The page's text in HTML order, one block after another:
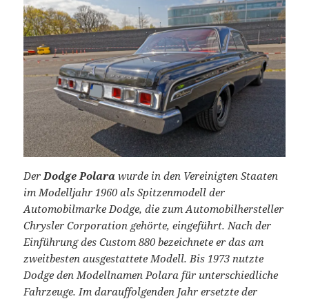
Der Dodge Polara wurde in den Vereinigten Staaten
im Modelljahr 1960 als Spitzenmodell der
Automobilmarke Dodge, die zum Automobilhersteller
Chrysler Corporation gehörte, eingeführt. Nach der
Einführung des Custom 880 bezeichnete er das am
zweitbesten ausgestattete Modell. Bis 1973 nutzte
Dodge den Modellnamen Polara für unterschiedliche
Fahrzeuge. Im darauffolgenden Jahr ersetzte der